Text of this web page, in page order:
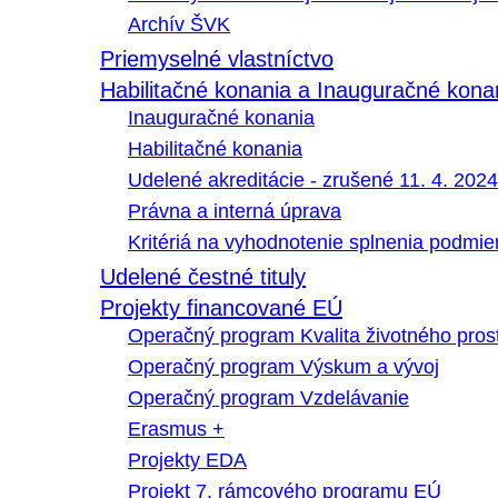
Archív ŠVK
Priemyselné vlastníctvo
Habilitačné konania a Inauguračné
Inauguračné konania
Habilitačné konania
Udelené akreditácie - zrušené 11. 4. 2024
Právna a interná úprava
Kritériá na vyhodnotenie splnenia
Udelené čestné tituly
Projekty financované EÚ
Operačný program Kvalita životného
Operačný program Výskum a vývoj
Operačný program Vzdelávanie
Erasmus +
Projekty EDA
Projekt 7. rámcového programu EÚ